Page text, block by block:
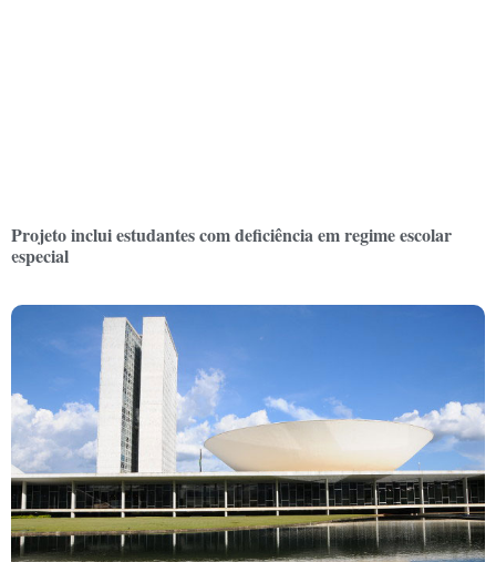
Projeto inclui estudantes com deficiência em regime escolar
especial